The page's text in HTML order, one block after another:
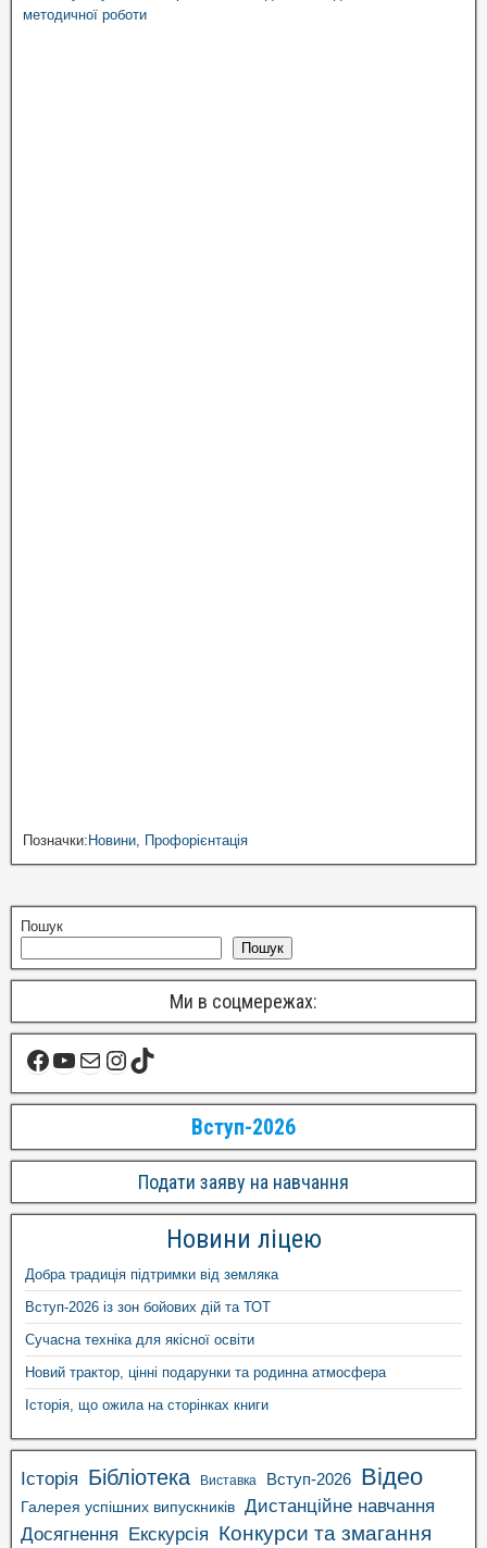
методичної роботи
Позначки:Новини Профорієнтація
Пошук
Пошук
Ми в соцмережах:
Вступ-2026
Подати заяву на навчання
Новини ліцею
Добра традиція підтримки від земляка
Вступ-2026 із зон бойових дій та ТОТ
Сучасна техніка для якісної освіти
Новий трактор, цінні подарунки та родинна атмосфера
Історія, що ожила на сторінках книги
Історія Бібліотека Виставка Вступ-2026 Відео
Галерея успішних випускників Дистанційне навчання
Досягнення Екскурсія Конкурси та змагання